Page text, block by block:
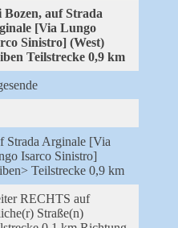
Bozen, auf Strada
[Via Lungo
Sinistro] (West)
Teilstrecke 0,9 km
Strada Arginale [Via
Isarco Sinistro]
Teilstrecke 0,9 km
RECHTS auf
Straße(n)